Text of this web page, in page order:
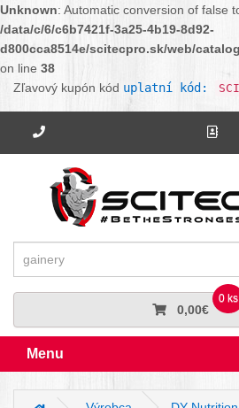
Unknown: Automatic conversion of false
/data/c/6/c6b7421f-3a25-4b19-8d92-
d800cca8514e/scitecpro.sk/web/
on line 38
Zľavový kupón kód uplatní kód:
Potrebujete poradiť? Zavolajte nám.
0 ks
0,00€
Menu